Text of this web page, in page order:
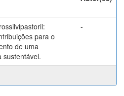
para o
de uma
sustentável.
-